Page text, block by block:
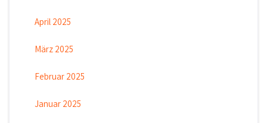
April 2025
März 2025
Februar 2025
Januar 2025